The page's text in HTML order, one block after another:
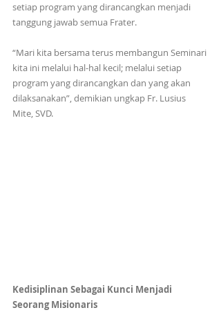
setiap program yang dirancangkan menjadi
tanggung jawab semua Frater.
“Mari kita bersama terus membangun Seminari
kita ini melalui hal-hal kecil; melalui setiap
program yang dirancangkan dan yang akan
dilaksanakan”, demikian ungkap Fr. Lusius
Mite, SVD.
Kedisiplinan Sebagai Kunci Menjadi
Seorang Misionaris